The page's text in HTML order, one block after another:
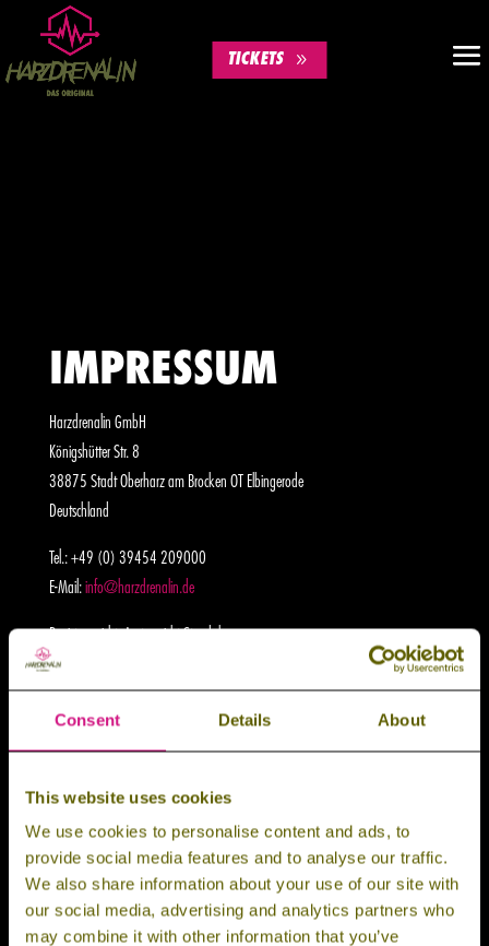
Consent Details About
This website uses cookies
We use cookies to personalise content and ads, to
provide social media features and to analyse our traffic.
We also share information about your use of our site with
our social media, advertising and analytics partners who
may combine it with other information that you’ve
IMPRESSUM
Harzdrenalin GmbH
Königshütter Str. 8
38875 Stadt Oberharz am Brocken OT Elbingerode
Deutschland
Tel.: +49 (0) 39454 209000
E-Mail: info@harzdrenalin.de
Registergericht: Amtsgericht Stendal
Registernummer: HRB 14644
Geschäftsführer: Maik Berke, Stefan Berke
Umsatzsteuer-Identifikationsnummer gemäß § 27 a Umsatzsteuergesetz:
DE276889938
Plattform der EU-Kommission zur Online-
Streitbeilegung:http://ec.europa.eu/consumers/odr
Wir sind zur Teilnahme an einem Streitbeilegungsverfahren vor einer
Verbraucherschlichtungsstelle weder verpflichtet noch bereit.
TICKETS